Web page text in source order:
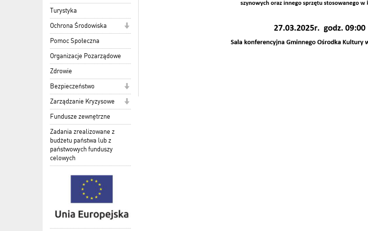
Turystyka
Ochrona Środowiska
Pomoc Społeczna
Organizacje Pozarządowe
Zdrowie
Bezpieczeństwo
Zarządzanie Kryzysowe
Fundusze zewnętrzne
Zadania zrealizowane z
budżetu państwa lub z
państwowych funduszy
celowych